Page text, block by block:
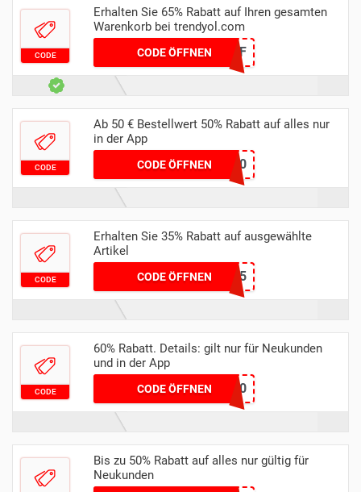
CODE
Erhalten Sie 65% Rabatt auf Ihren gesamten
Warenkorb bei trendyol.com
CODE ÖFFNENELLATEF
CODE
Ab 50 € Bestellwert 50% Rabatt auf alles nur
in der App
CODE ÖFFNENAPPONLY50
CODE
Erhalten Sie 35% Rabatt auf ausgewählte
Artikel
CODE ÖFFNEN
MARISAPRILL35
CODE
60% Rabatt. Details: gilt nur für Neukunden
und in der App
CODE ÖFFNENELATY60
Bis zu 50% Rabatt auf alles nur gültig für
Neukunden